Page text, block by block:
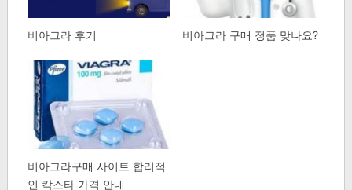
비아그라 후기 비아그라 구매 정품 맞나요?
비아그라구매 사이트 합리적
인 칵스타 가격 안내